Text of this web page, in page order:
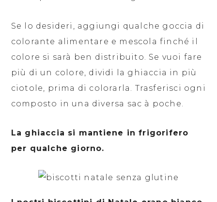
Se lo desideri, aggiungi qualche goccia di
colorante alimentare e mescola finché il
colore si sarà ben distribuito. Se vuoi fare
più di un colore, dividi la ghiaccia in più
ciotole, prima di colorarla. Trasferisci ogni
composto in una diversa sac à poche.
La ghiaccia si mantiene in frigorifero
per qualche giorno.